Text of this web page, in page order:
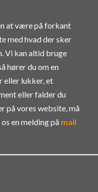
at være på forkant
med hvad der sker
Vi kan altid bruge
hører du om en
eller lukker, et
eller falder du
på vores website, må
en melding på mail